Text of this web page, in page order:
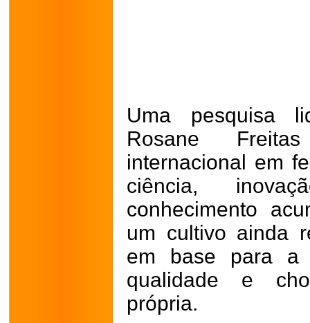
Uma pesquisa
Rosane
internacional em
ciência,
conhecimento
um cultivo ainda
em base para a
qualidade e
própria.